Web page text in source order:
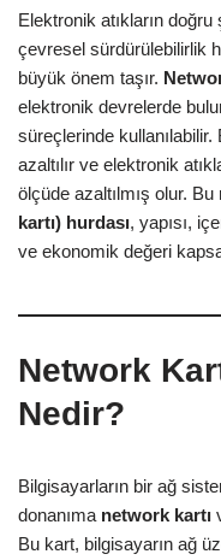
Elektronik atıkların
çevresel sürdürülebilirlik
büyük önem taşır.
elektronik devrelerde
süreçlerinde
azaltılır ve elektronik
ölçüde azaltılmış olur.
kartı) hurdası, yapısı,
ve ekonomik değeri
Network
Nedir?
Bilgisayarların bir ağ
donanıma network kartı
Bu kart, bilgisayarın ağ